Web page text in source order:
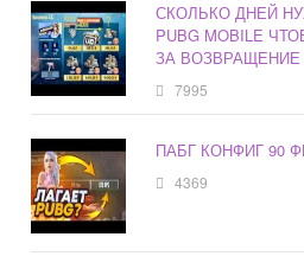
СКОЛЬКО ДНЕЙ
PUBG MOBILE
ЗА ВОЗВРАЩЕНИЕ
7995
ПАБГ КОНФИГ 90
4369